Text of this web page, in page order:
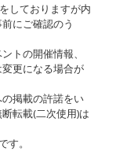
しておりますが内
にご確認のう
トの開催情報、
更になる場合が
掲載の許諾をい
転載(二次使用)は
。